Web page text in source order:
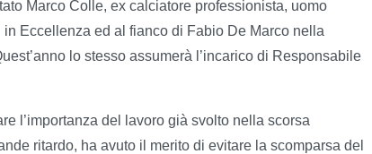
Marco Colle, ex calciatore professionista, uomo
Eccellenza ed al fianco di Fabio De Marco nella
lo stesso assumerà l’incarico di Responsabile
l’importanza del lavoro già svolto nella scorsa
ritardo, ha avuto il merito di evitare la scomparsa del